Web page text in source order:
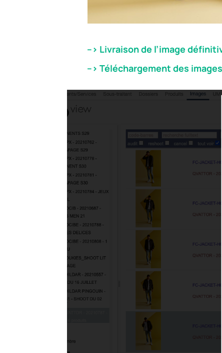
–> Livraison de l’image
–> Téléchargement des images